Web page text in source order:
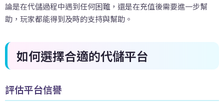
論是在代儲過程中遇到任何困難，還是在充值後需要進一步幫
助，玩家都能得到及時的支持與幫助。
如何選擇合適的代儲平台
評估平台信譽